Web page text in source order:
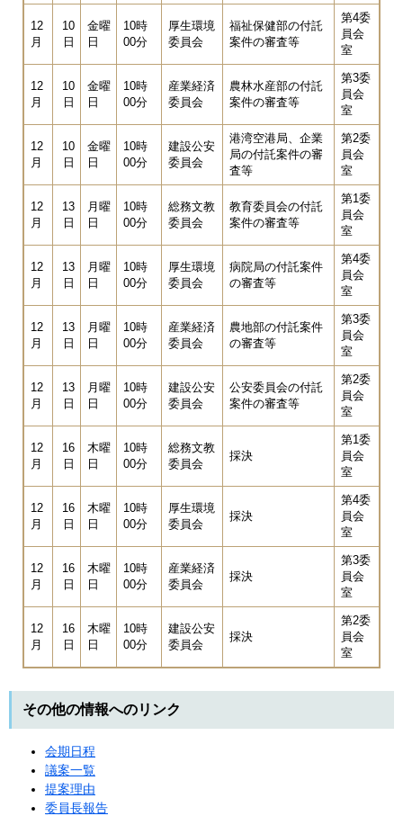
12
月
10
日
金曜
日
10時
00分
厚生環境
委員会
福祉保健部の付託
案件の審査等
第4委
員会
室
12
月
10
日
金曜
日
10時
00分
産業経済
委員会
農林水産部の付託
案件の審査等
第3委
員会
室
12
月
10
日
金曜
日
10時
00分
建設公安
委員会
港湾空港局、企業
局の付託案件の審
査等
第2委
員会
室
12
月
13
日
月曜
日
10時
00分
総務文教
委員会
教育委員会の付託
案件の審査等
第1委
員会
室
12
月
13
日
月曜
日
10時
00分
厚生環境
委員会
病院局の付託案件
の審査等
第4委
員会
室
12
月
13
日
月曜
日
10時
00分
産業経済
委員会
農地部の付託案件
の審査等
第3委
員会
室
12
月
13
日
月曜
日
10時
00分
建設公安
委員会
公安委員会の付託
案件の審査等
第2委
員会
室
12
月
16
日
木曜
日
10時
00分
総務文教
委員会
採決
第1委
員会
室
12
月
16
日
木曜
日
10時
00分
厚生環境
委員会
採決
第4委
員会
室
12
月
16
日
木曜
日
10時
00分
産業経済
委員会
採決
第3委
員会
室
12
月
16
日
木曜
日
10時
00分
建設公安
委員会
採決
第2委
員会
室
その他の情報へのリンク
会期日程
議案一覧
提案理由
委員長報告